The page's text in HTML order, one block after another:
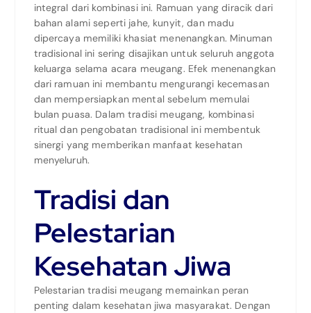
integral dari kombinasi ini. Ramuan yang diracik dari
bahan alami seperti jahe, kunyit, dan madu
dipercaya memiliki khasiat menenangkan. Minuman
tradisional ini sering disajikan untuk seluruh anggota
keluarga selama acara meugang. Efek menenangkan
dari ramuan ini membantu mengurangi kecemasan
dan mempersiapkan mental sebelum memulai
bulan puasa. Dalam tradisi meugang, kombinasi
ritual dan pengobatan tradisional ini membentuk
sinergi yang memberikan manfaat kesehatan
menyeluruh.
Tradisi dan
Pelestarian
Kesehatan Jiwa
Pelestarian tradisi meugang memainkan peran
penting dalam kesehatan jiwa masyarakat. Dengan